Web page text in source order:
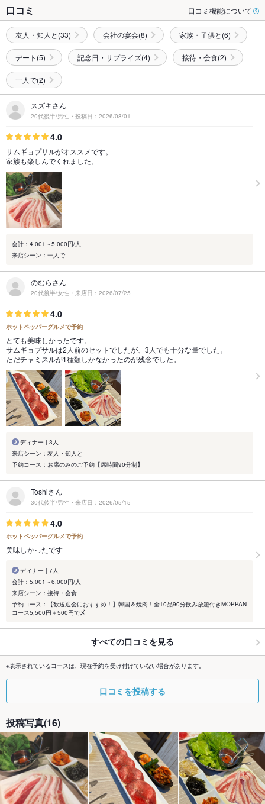
口コミ 口コミ機能について
友人・知人と(33) 会社の宴会(8) 家族・子供と(6)
デート(5) 記念日・サプライズ(4) 接待・会食(2)
一人で(2)
スズキさん
20代後半/男性・投稿日：2026/08/01
4.0
サムギョプサルがオススメです。
家族も楽しんでくれました。
会計：4,001～5,000円/人
来店シーン：一人で
のむらさん
20代後半/女性・来店日：2026/07/25
4.0
ホットペッパーグルメで予約
とても美味しかったです。
サムギョプサルは2人前のセットでしたが、3人でも十分な量でした。
ただチャミスルが1種類しかなかったのが残念でした。
ディナー | 3人
来店シーン：友人・知人と
予約コース：お席のみのご予約【席時間90分制】
Toshiさん
30代後半/男性・来店日：2026/05/15
4.0
ホットペッパーグルメで予約
美味しかったです
ディナー | 7人
会計：5,001～6,000円/人
来店シーン：接待・会食
予約コース：【歓送迎会におすすめ！】韓国＆焼肉！全10品90分飲み放題付きMOPPAN
コース5,500円＋500円で〆
すべての口コミを見る
※表示されているコースは、現在予約を受け付けていない場合があります。
口コミを投稿する
投稿写真(16)